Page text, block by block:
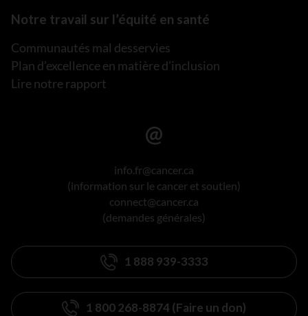
Notre travail sur l’équité en santé
Communautés mal desservies
Plan d’excellence en matière d’inclusion
Lire notre rapport
info.fr@cancer.ca
(information sur le cancer et soutien)
connect@cancer.ca
(demandes générales)
1 888 939-3333
1 800 268-8874 (Faire un don)